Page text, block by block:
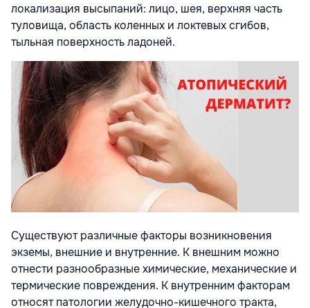
локализация высыпаний: лицо, шея, верхняя часть
туловища, область коленных и локтевых сгибов,
тыльная поверхность ладоней.
Существуют различные факторы возникновения
экземы, внешние и внутренние. К внешним можно
отнести разнообразные химические, механические и
термические повреждения. К внутренним факторам
относят патологии желудочно-кишечного тракта,